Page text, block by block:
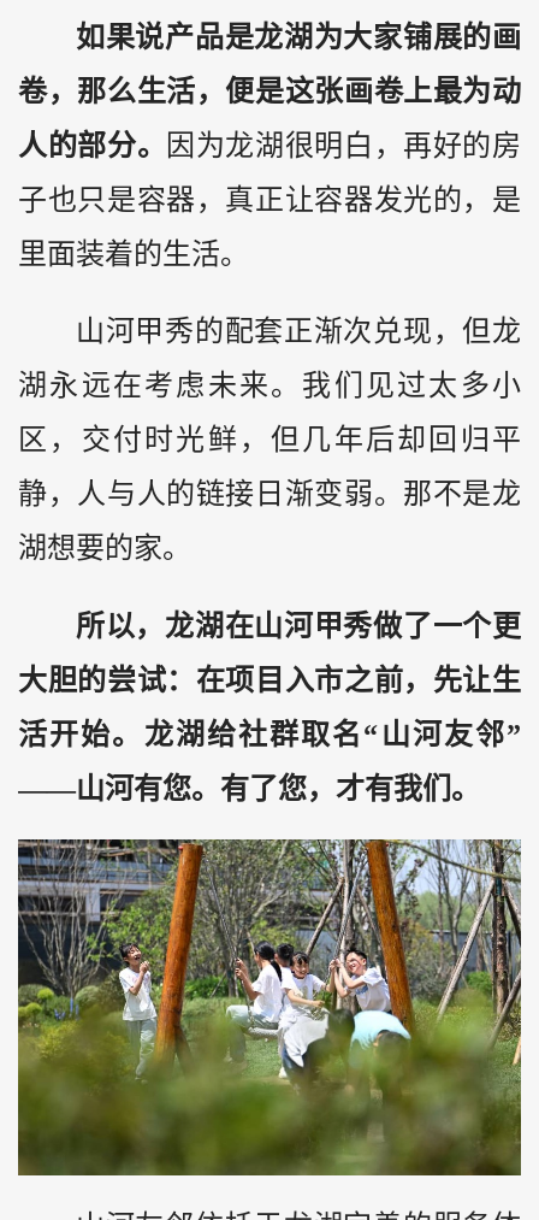
如果说产品是龙湖为大家铺展的画
卷，那么生活，便是这张画卷上最为动
人的部分。
因为龙湖很明白，再好的房
子也只是容器，真正让容器发光的，是
里面装着的生活。
山河甲秀的配套正渐次兑现，但龙
湖永远在考虑未来。我们见过太多小
区，交付时光鲜，但几年后却回归平
静，人与人的链接日渐变弱。那不是龙
湖想要的家。
所以，龙湖在山河甲秀做了一个更
大胆的尝试：在项目入市之前，先让生
活开始。龙湖给社群取名“山河友邻”
——山河有您。有了您，才有我们。